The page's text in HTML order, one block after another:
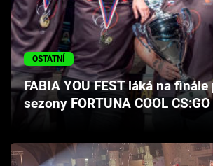
Hry
Cool Esport
Pořady
Sledujte prima+
OSTATNÍ
FABIA YOU FEST láká na
sezony FORTUNA COOL